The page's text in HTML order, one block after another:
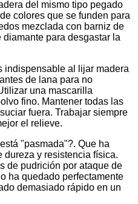
del mismo tipo pegado
colores que se funden para
mezclada con barniz de
para desgastar la
indispensable al lijar madera
de lana para no
una mascarilla
fino. Mantener todas las
fuera. Trabajar siempre
el relieve.
"pasmada"?. Que ha
y resistencia física.
de pudrición por ataque de
ha quedado perfectamente
demasiado rápido en un